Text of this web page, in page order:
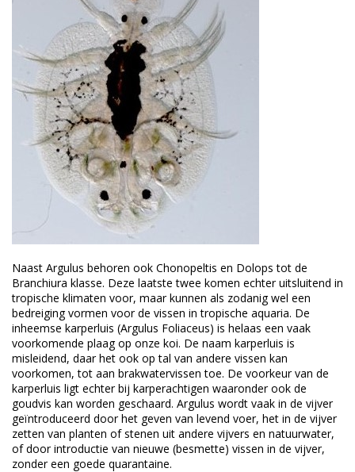
Naast Argulus behoren ook Chonopeltis en Dolops tot de
Branchiura klasse. Deze laatste twee komen echter uitsluitend in
tropische klimaten voor, maar kunnen als zodanig wel een
bedreiging vormen voor de vissen in tropische aquaria. De
inheemse karperluis (Argulus Foliaceus) is helaas een vaak
voorkomende plaag op onze koi. De naam karperluis is
misleidend, daar het ook op tal van andere vissen kan
voorkomen, tot aan brakwatervissen toe. De voorkeur van de
karperluis ligt echter bij karperachtigen waaronder ook de
goudvis kan worden geschaard. Argulus wordt vaak in de vijver
geïntroduceerd door het geven van levend voer, het in de vijver
zetten van planten of stenen uit andere vijvers en natuurwater,
of door introductie van nieuwe (besmette) vissen in de vijver,
zonder een goede quarantaine.